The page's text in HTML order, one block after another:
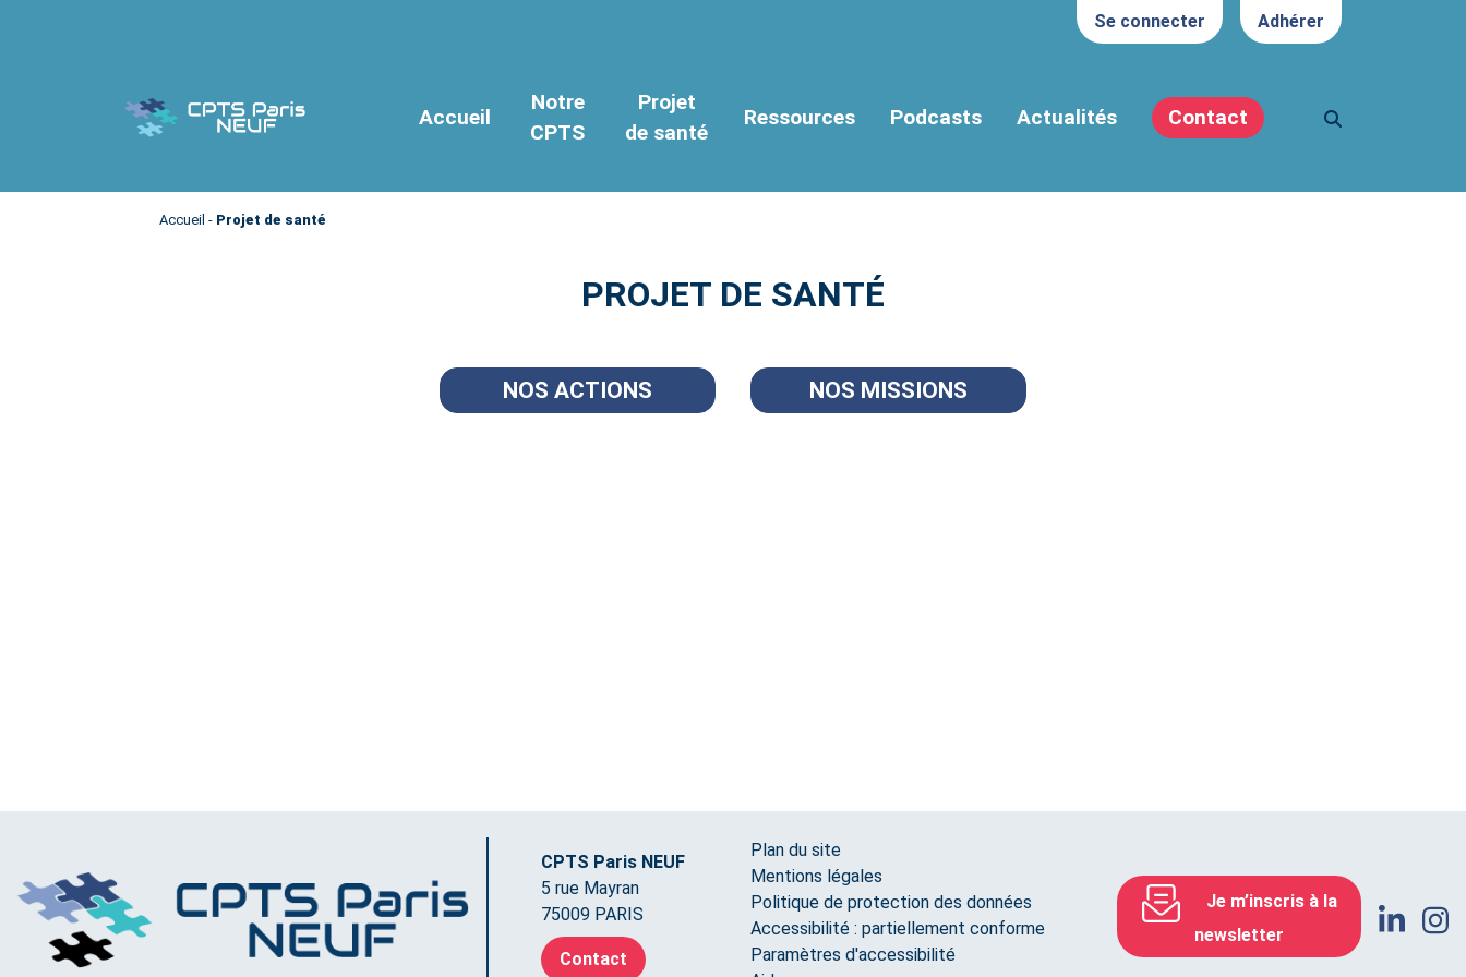
Se connecter Adhérer
Accueil
Notre
CPTS
Projet
de santé
Ressources Podcasts Actualités Contact
Accueil - Projet de santé
PROJET DE SANTÉ
NOS ACTIONS NOS MISSIONS
CPTS Paris NEUF
5 rue Mayran
75009 PARIS
Contact
Plan du site
Mentions légales
Politique de protection des données
Accessibilité : partiellement conforme
Paramètres d'accessibilité
Je m’inscris à la
newsletter